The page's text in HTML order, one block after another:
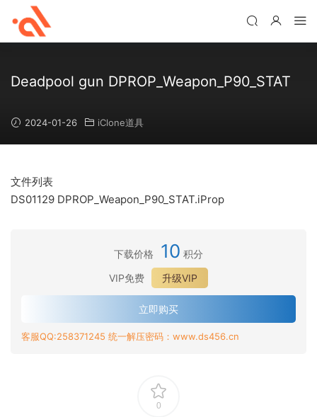
Deadpool gun DPROP_Weapon_P90_STAT
2024-01-26 iClone道具
文件列表
DS01129 DPROP_Weapon_P90_STAT.iProp
下载价格 10 积分
VIP免费
升级VIP
立即购买
客服QQ:258371245 统一解压密码：www.ds456.cn
0